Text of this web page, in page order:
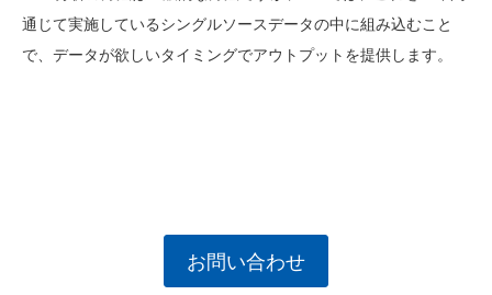
通じて実施しているシングルソースデータの中に組み込むこと
で、データが欲しいタイミングでアウトプットを提供します。
お問い合わせ